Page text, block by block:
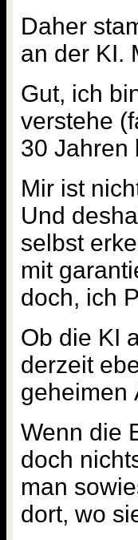
Daher
an der KI.
Gut, ich
verstehe
30 Jahren
Mir ist
Und
selbst
mit
doch, ich
Ob die KI
derzeit
geheimen
Wenn die
doch
man
dort, wo